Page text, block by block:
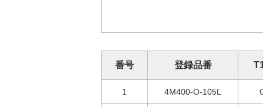
番号 登録品番
1 4M400-O-105L